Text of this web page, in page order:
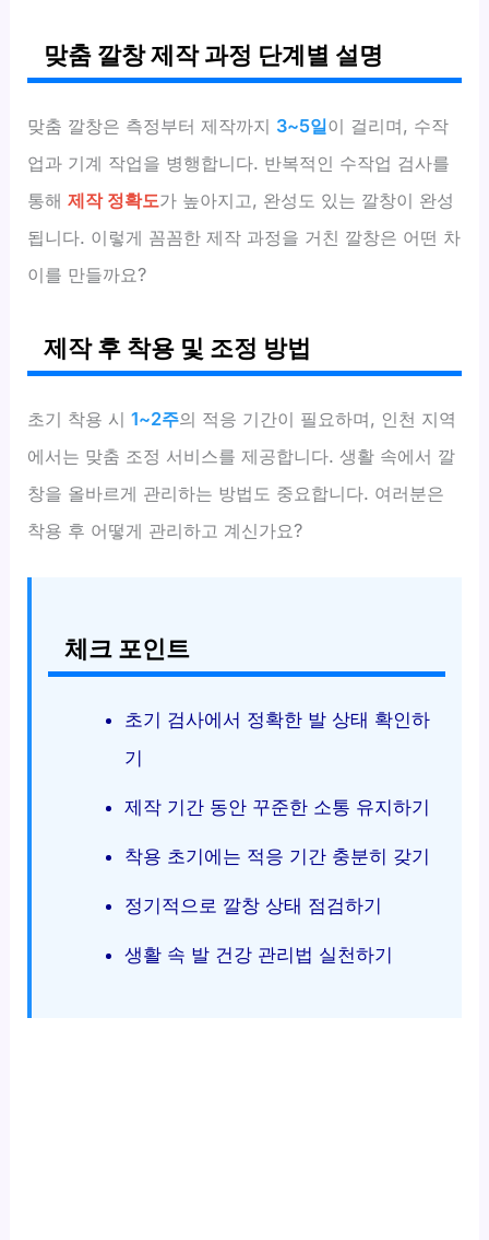
맞춤 깔창 제작 과정 단계별 설명
맞춤 깔창은 측정부터 제작까지 3~5일이 걸리며, 수작
업과 기계 작업을 병행합니다. 반복적인 수작업 검사를
통해제작 정확도가 높아지고, 완성도 있는 깔창이 완성
됩니다. 이렇게 꼼꼼한 제작 과정을 거친 깔창은 어떤 차
이를 만들까요?
제작 후 착용 및 조정 방법
초기 착용 시1~2주의 적응 기간이 필요하며, 인천 지역
에서는 맞춤 조정 서비스를 제공합니다. 생활 속에서 깔
창을 올바르게 관리하는 방법도 중요합니다. 여러분은
착용 후 어떻게 관리하고 계신가요?
체크 포인트
초기 검사에서 정확한 발 상태 확인하
기
제작 기간 동안 꾸준한 소통 유지하기
착용 초기에는 적응 기간 충분히 갖기
정기적으로 깔창 상태 점검하기
생활 속 발 건강 관리법 실천하기